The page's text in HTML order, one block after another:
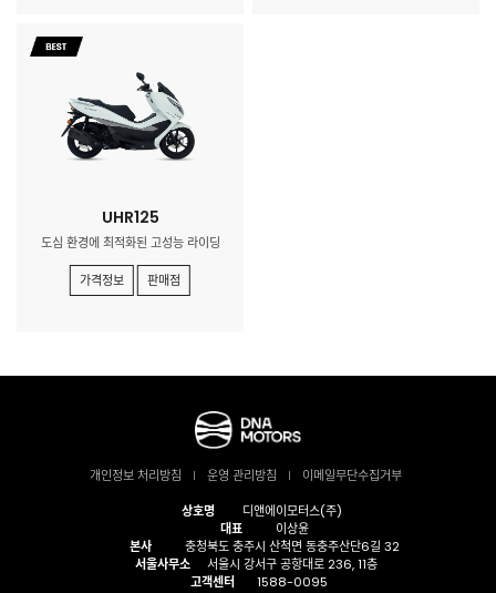
UHR125
도심 환경에 최적화된 고성능 라이딩
가격정보 판매점
개인정보 처리방침 운영 관리방침
이메일무단수집거부
상호명
디앤에이모터스(주)
대표
이상윤
본사
충청북도 충주시 산척면 동충주산단6길 32
서울사무소
서울시 강서구 공항대로 236, 11층
고객센터
1588-0095